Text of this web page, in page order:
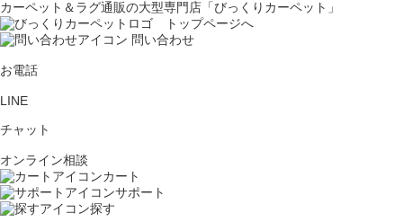
カーペット＆ラグ通販の大型専門店「びっくりカーペット」
問い合わせ
お電話
LINE
チャット
オンライン相談
カート
サポート
探す